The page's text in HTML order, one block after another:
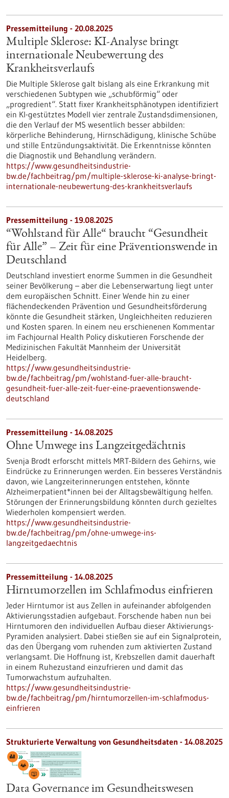
Pressemitteilung - 20.08.2025
Multiple Sklerose: KI-Analyse bringt
internationale Neubewertung des
Krankheitsverlaufs
Die Multiple Sklerose galt bislang als eine Erkrankung mit
verschiedenen Subtypen wie „schubförmig“ oder
„progredient“. Statt fixer Krankheitsphänotypen identifiziert
ein KI-gestütztes Modell vier zentrale Zustandsdimensionen,
die den Verlauf der MS wesentlich besser abbilden:
körperliche Behinderung, Hirnschädigung, klinische Schübe
und stille Entzündungsaktivität. Die Erkenntnisse könnten
die Diagnostik und Behandlung verändern.
https://www.gesundheitsindustrie-
bw.de/fachbeitrag/pm/multiple-sklerose-ki-analyse-bringt-
internationale-neubewertung-des-krankheitsverlaufs
Pressemitteilung - 19.08.2025
“Wohlstand für Alle“ braucht “Gesundheit
für Alle” – Zeit für eine Präventionswende in
Deutschland
Deutschland investiert enorme Summen in die Gesundheit
seiner Bevölkerung – aber die Lebenserwartung liegt unter
dem europäischen Schnitt. Einer Wende hin zu einer
flächendeckenden Prävention und Gesundheitsförderung
könnte die Gesundheit stärken, Ungleichheiten reduzieren
und Kosten sparen. In einem neu erschienenen Kommentar
im Fachjournal Health Policy diskutieren Forschende der
Medizinischen Fakultät Mannheim der Universität
Heidelberg.
https://www.gesundheitsindustrie-
bw.de/fachbeitrag/pm/wohlstand-fuer-alle-braucht-
gesundheit-fuer-alle-zeit-fuer-eine-praeventionswende-
deutschland
Pressemitteilung - 14.08.2025
Ohne Umwege ins Langzeitgedächtnis
Svenja Brodt erforscht mittels MRT-Bildern des Gehirns, wie
Eindrücke zu Erinnerungen werden. Ein besseres Verständnis
davon, wie Langzeiterinnerungen entstehen, könnte
Alzheimerpatient*innen bei der Alltagsbewältigung helfen.
Störungen der Erinnerungsbildung könnten durch gezieltes
Wiederholen kompensiert werden.
https://www.gesundheitsindustrie-
bw.de/fachbeitrag/pm/ohne-umwege-ins-
langzeitgedaechtnis
Pressemitteilung - 14.08.2025
Hirntumorzellen im Schlafmodus einfrieren
Jeder Hirntumor ist aus Zellen in aufeinander abfolgenden
Aktivierungsstadien aufgebaut. Forschende haben nun bei
Hirntumoren den individuellen Aufbau dieser Aktivierungs-
Pyramiden analysiert. Dabei stießen sie auf ein Signalprotein,
das den Übergang vom ruhenden zum aktivierten Zustand
verlangsamt. Die Hoffnung ist, Krebszellen damit dauerhaft
in einem Ruhezustand einzufrieren und damit das
Tumorwachstum aufzuhalten.
https://www.gesundheitsindustrie-
bw.de/fachbeitrag/pm/hirntumorzellen-im-schlafmodus-
einfrieren
Strukturierte Verwaltung von Gesundheitsdaten - 14.08.2025
Data Governance im Gesundheitswesen